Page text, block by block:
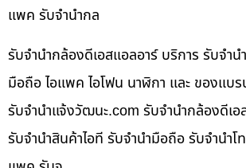
แพค รับจำนำกล
รับจำนำกล้องดีเอสแอลอาร์ บริการ รับจำน
มือถือ ไอแพค ไอโฟน นาฬิกา และ ของแบ
รับจํานําแจ้งวัฒนะ.com รับจำนำกล้องดีเอ
รับจำนำสินค้าไอที รับจำนำมือถือ รับจำนำโ